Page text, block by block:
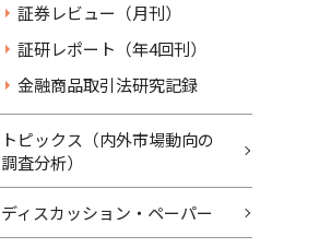
証券レビュー（月刊）
証研レポート（年4回刊）
金融商品取引法研究記録
トピックス（内外市場動向の
調査分析）
ディスカッション・ペーパー